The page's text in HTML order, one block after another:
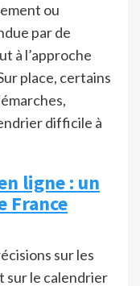
ou
par de
à l’approche
place, certains
difficile à
ligne : un
France
sur les
sur le calendrier